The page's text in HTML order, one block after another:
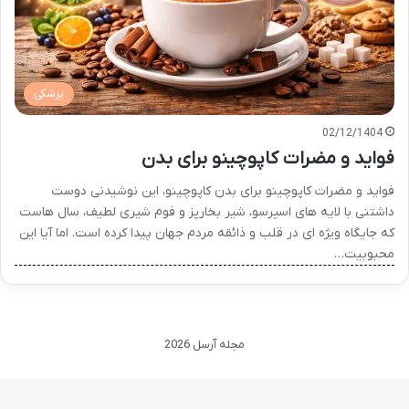
پزشکی
02/12/1404
فواید و مضرات کاپوچینو برای بدن
فواید و مضرات کاپوچینو برای بدن کاپوچینو، این نوشیدنی دوست
داشتنی با لایه های اسپرسو، شیر بخارپز و فوم شیری لطیف، سال هاست
که جایگاه ویژه ای در قلب و ذائقه مردم جهان پیدا کرده است. اما آیا این
محبوبیت…
مجله آرسل 2026